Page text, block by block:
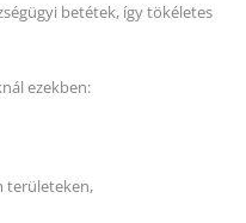
betétek, így tökéletes
ezekben:
területeken,